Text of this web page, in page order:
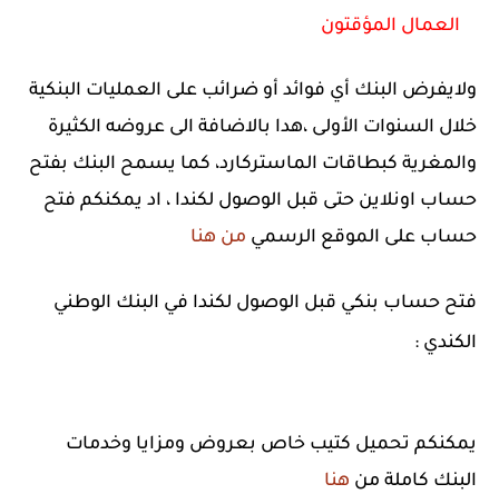
العمال المؤقتون
ولايفرض البنك أي فوائد أو ضرائب على العمليات البنكية
خلال السنوات الأولى ،هدا بالاضافة الى عروضه الكثيرة
والمغرية كبطاقات الماستركارد، كما يسمح البنك بفتح
حساب اونلاين حتى قبل الوصول لكندا ، اد يمكنكم فتح
حساب على الموقع الرسمي من هنا
فتح حساب بنكي قبل الوصول لكندا في البنك الوطني
الكندي :
يمكنكم تحميل كتيب خاص بعروض ومزايا وخدمات
البنك كاملة من هنا